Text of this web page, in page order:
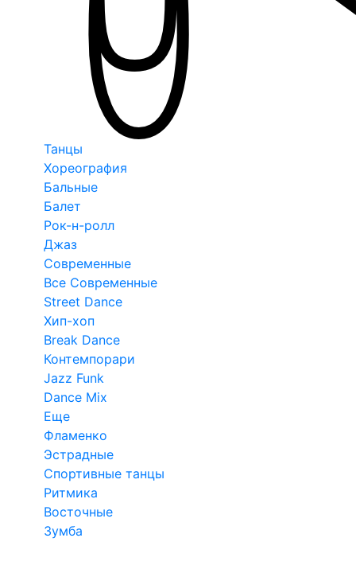
Танцы
Хореография
Бальные
Балет
Рок-н-ролл
Джаз
Современные
Все Современные
Street Dance
Хип-хоп
Break Dance
Контемпорари
Jazz Funk
Dance Mix
Еще
Фламенко
Эстрадные
Спортивные танцы
Ритмика
Восточные
Зумба